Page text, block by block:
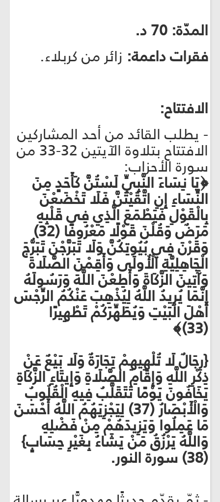
المدّة: 70 د.
فقرات داعمة: زائر من كربلاء.
الافتتاح:
- يطلب القائد من أحد المشاركين
الافتتاح بتلاوة الآيتين 32-33 من
سورة الأحزاب:
﴿يَا نِسَاءَ النَّبِيِّ لَسْتُنَّ كَأَحَدٍ مِنَ
النِّسَاءِ إِنِ اتَّقَيْتُنَّ فَلَا تَخْضَعْنَ
بِالْقَوْلِ فَيَطْمَعَ الَّذِي فِي قَلْبِهِ
مَرَضٌ وَقُلْنَ قَوْلًا مَعْرُوفًا (32)
وَقَرْنَ فِي بُيُوتِكُنَّ وَلَا تَبَرَّجْنَ تَبَرُّجَ
الْجَاهِلِيَّةِ الْأُولَى وَأَقِمْنَ الصَّلَاةَ
وَآَتِينَ الزَّكَاةَ وَأَطِعْنَ اللَّهَ وَرَسُولَهُ
إِنَّمَا يُرِيدُ اللَّهُ لِيُذْهِبَ عَنْكُمُ الرِّجْسَ
أَهْلَ الْبَيْتِ وَيُطَهِّرَكُمْ تَطْهِيرًا
(33)﴾
{رِجَالٌ لَا تُلْهِيهِمْ تِجَارَةٌ وَلَا بَيْعٌ عَنْ
ذِكْرِ اللَّهِ وَإِقَامِ الصَّلَاةِ وَإِيتَاءِ الزَّكَاةِ
يَخَافُونَ يَوْمًا تَتَقَلَّبُ فِيهِ الْقُلُوبُ
وَالْأَبْصَارُ (37) لِيَجْزِيَهُمُ اللَّهُ أَحْسَنَ
مَا عَمِلُوا وَيَزِيدَهُمْ مِنْ فَضْلِهِ
وَاللَّهُ يَرْزُقُ مَنْ يَشَاءُ بِغَيْرِ حِسَابٍ}
(38) سورة النور.